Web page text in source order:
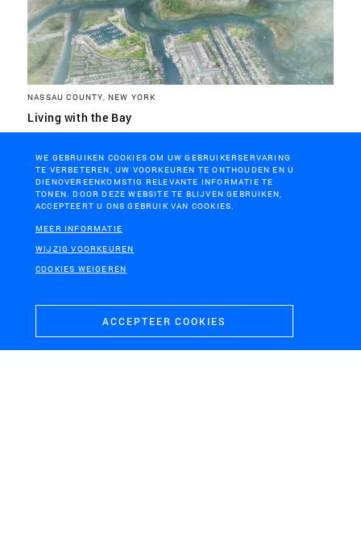
NASSAU COUNTY, NEW YORK
Living with the Bay
WE GEBRUIKEN COOKIES OM UW GEBRUIKERSERVARING
TE VERBETEREN, UW VOORKEUREN TE ONTHOUDEN EN U
DIENOVEREENKOMSTIG RELEVANTE INFORMATIE TE
TONEN. DOOR DEZE WEBSITE TE BLIJVEN GEBRUIKEN,
ACCEPTEERT U ONS GEBRUIK VAN COOKIES.
MEER INFORMATIE
WIJZIG VOORKEUREN
COOKIES WEIGEREN
ACCEPTEER COOKIES